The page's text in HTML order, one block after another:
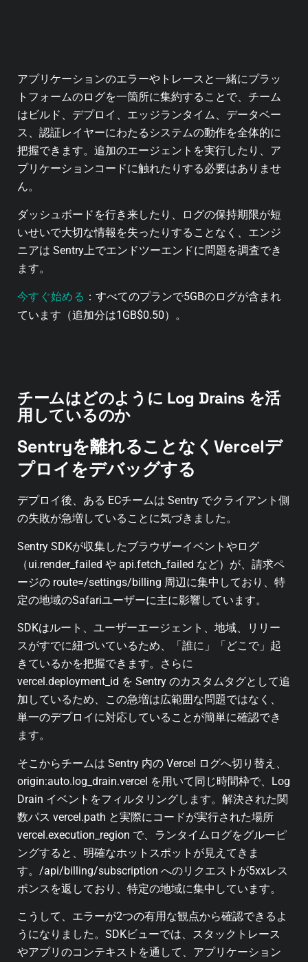
アプリケーションのエラーやトレースと一緒にプラッ
トフォームのログを一箇所に集約することで、チーム
はビルド、デプロイ、エッジランタイム、データベー
ス、認証レイヤーにわたるシステムの動作を全体的に
把握できます。追加のエージェントを実行したり、ア
プリケーションコードに触れたりする必要はありませ
ん。
ダッシュボードを行き来したり、ログの保持期限が短
いせいで大切な情報を失ったりすることなく、エンジ
ニアは Sentry上でエンドツーエンドに問題を調査でき
ます。
今すぐ始める ：すべてのプランで5GBのログが含まれ
ています（追加分は1GB$0.50）。
チームはどのように Log Drains を活
用しているのか
Sentryを離れることなくVercelデ
プロイをデバッグする
デプロイ後、ある ECチームは Sentry でクライアント側
の失敗が急増していることに気づきました。
Sentry SDKが収集したブラウザーイベントやログ
（ui.render_failed や api.fetch_failed など）が、請求ペ
ージの route=/settings/billing 周辺に集中しており、特
定の地域のSafariユーザーに主に影響しています。
SDKはルート、ユーザーエージェント、地域、リリー
スがすでに紐づいているため、「誰に」「どこで」起
きているかを把握できます。さらに
vercel.deployment_id を Sentry のカスタムタグとして追
加しているため、この急増は広範囲な問題ではなく、
単一のデプロイに対応していることが簡単に確認でき
ます。
そこからチームは Sentry 内の Vercel ログへ切り替え、
origin:auto.log_drain.vercel を用いて同じ時間枠で、Log
Drain イベントをフィルタリングします。解決された関
数パス vercel.path と実際にコードが実行された場所
vercel.execution_region で、ランタイムログをグルーピ
ングすると、明確なホットスポットが見えてきま
す。/api/billing/subscription へのリクエストが5xxレス
ポンスを返しており、特定の地域に集中しています。
こうして、エラーが2つの有用な観点から確認できるよ
うになりました。SDKビューでは、スタックトレース
やアプリのコンテキストを通して、アプリケーション